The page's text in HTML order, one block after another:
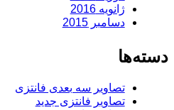
ژانویه 2016
دسامبر 2015
دسته‌ها
تصاویر سه بعدی فانتزی
تصاویر فانتزی جدید